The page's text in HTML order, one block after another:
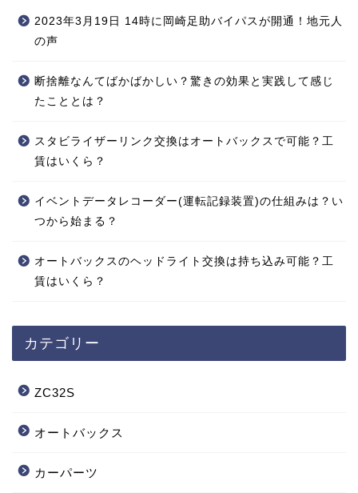
2023年3月19日 14時に岡崎足助バイパスが開通！地元人
の声
断捨離なんてばかばかしい？驚きの効果と実践して感じ
たこととは？
スタビライザーリンク交換はオートバックスで可能？工
賃はいくら？
イベントデータレコーダー(運転記録装置)の仕組みは？い
つから始まる？
オートバックスのヘッドライト交換は持ち込み可能？工
賃はいくら？
カテゴリー
ZC32S
オートバックス
カーパーツ